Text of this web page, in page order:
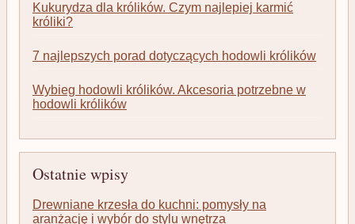
Kukurydza dla królików. Czym najlepiej karmić
króliki?
7 najlepszych porad dotyczących hodowli królików
Wybieg hodowli królików. Akcesoria potrzebne w
hodowli królików
Ostatnie wpisy
Drewniane krzesła do kuchni: pomysły na
aranżację i wybór do stylu wnętrza